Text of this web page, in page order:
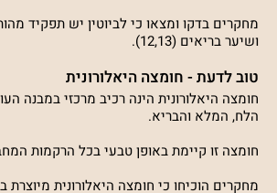
מחקרים בדקו ומצאו כי לביוטין יש תפקיד
ושיער בריאים (12,13).
טוב לדעת - חומצה היאלורונית
חומצה היאלורונית הינה רכיב מרכזי במבנה
הלח, המלא והבריא.
חומצה זו קיימת באופן טבעי בכל הרקמות
מחקרים הוכיחו כי חומצה היאלורונית מיוצרת